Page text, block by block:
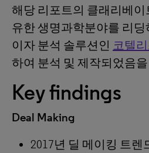
해당 리포트의 클래리베
유한 생명과학분야를 리
이자 분석 솔루션인 코텔
하여 분석 및 제작되었음
Key findings
Deal Making
2017년 딜 메이킹 트렌